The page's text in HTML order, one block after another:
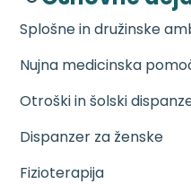
Splošne in družinske
Nujna medicinska
Otroški in šolski
Dispanzer za ženske
Fizioterapija